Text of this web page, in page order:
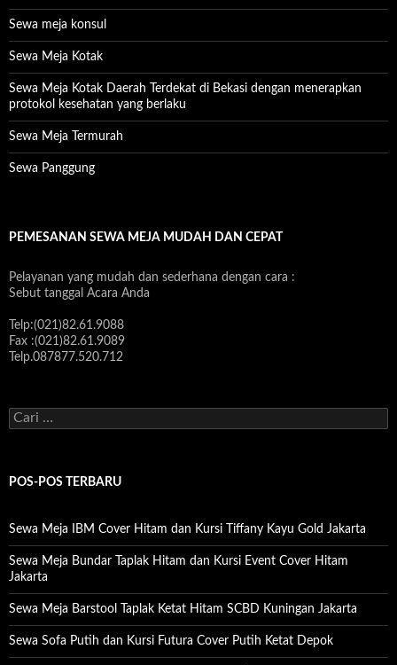
Sewa meja konsul
Sewa Meja Kotak
Sewa Meja Kotak Daerah Terdekat di Bekasi dengan menerapkan
protokol kesehatan yang berlaku
Sewa Meja Termurah
Sewa Panggung
PEMESANAN SEWA MEJA MUDAH DAN CEPAT
Pelayanan yang mudah dan sederhana dengan cara :
Sebut tanggal Acara Anda
Telp:(021)82.61.9088
Fax :(021)82.61.9089
Telp.087877.520.712
C
a
u
u
k
:
POS-POS TERBARU
Sewa Meja IBM Cover Hitam dan Kursi Tiffany Kayu Gold Jakarta
Sewa Meja Bundar Taplak Hitam dan Kursi Event Cover Hitam
Jakarta
Sewa Meja Barstool Taplak Ketat Hitam SCBD Kuningan Jakarta
Sewa Sofa Putih dan Kursi Futura Cover Putih Ketat Depok